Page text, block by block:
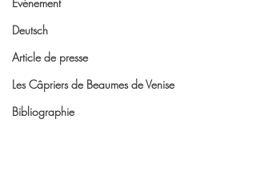
Deutsch
Article de presse
Les Câpriers de Beaumes de Venise
Bibliographie